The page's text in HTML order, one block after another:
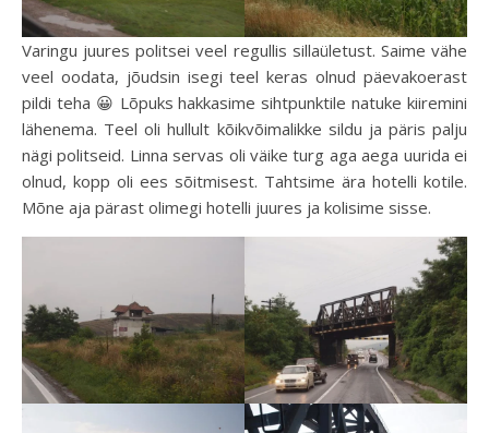
Varingu juures politsei veel regullis sillaületust. Saime vähe
veel oodata, jõudsin isegi teel keras olnud päevakoerast
pildi teha 😀 Lõpuks hakkasime sihtpunktile natuke kiiremini
lähenema. Teel oli hullult kõikvõimalikke sildu ja päris palju
nägi politseid. Linna servas oli väike turg aga aega uurida ei
olnud, kopp oli ees sõitmisest. Tahtsime ära hotelli kotile.
Mõne aja pärast olimegi hotelli juures ja kolisime sisse.